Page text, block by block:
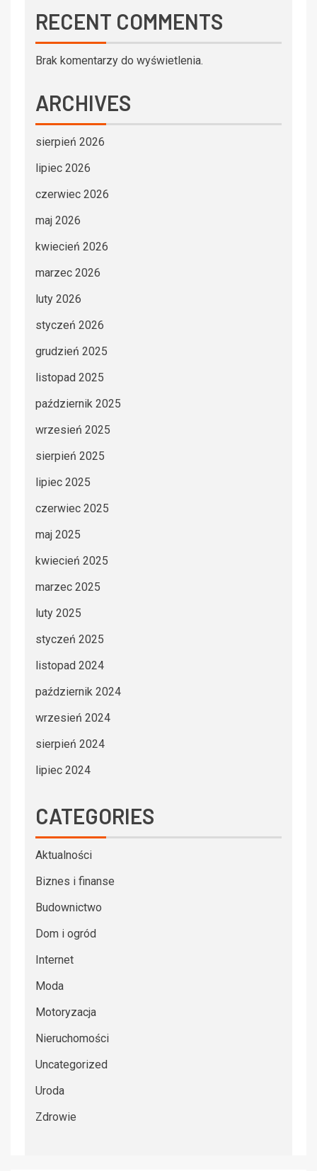
RECENT COMMENTS
Brak komentarzy do wyświetlenia.
ARCHIVES
sierpień 2026
lipiec 2026
czerwiec 2026
maj 2026
kwiecień 2026
marzec 2026
luty 2026
styczeń 2026
grudzień 2025
listopad 2025
październik 2025
wrzesień 2025
sierpień 2025
lipiec 2025
czerwiec 2025
maj 2025
kwiecień 2025
marzec 2025
luty 2025
styczeń 2025
listopad 2024
październik 2024
wrzesień 2024
sierpień 2024
lipiec 2024
CATEGORIES
Aktualności
Biznes i finanse
Budownictwo
Dom i ogród
Internet
Moda
Motoryzacja
Nieruchomości
Uncategorized
Uroda
Zdrowie